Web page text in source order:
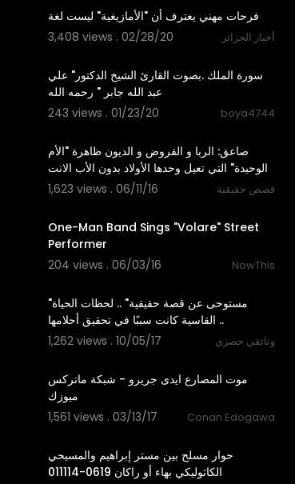
فرحات مهني يعترف أن "الأمازيغية" ليست لغة
3,408 views . 02/28/20
أخبار الجزائر
سورة الملك .بصوت القارئ الشيخ الدكتور" علي
عبد الله جابر " رحمه الله
243 views . 01/23/20
boya4744
صاعق: الربا و القروض و الديون ظاهرة "الأم
الوحيدة" التي تعيل وحدها الأولاد بدون الأب الانت
1,623 views . 06/11/16
قصص حقيقية
One-Man Band Sings "Volare" Street
Performer
204 views . 06/03/16
NowThis
"مستوحى عن قصة حقيقية" .. لحظات الحياة
القاسية كانت سببًا في تحقيق أحلامها ..
1,262 views . 10/05/17
وثائقي حصري
موت المصارع ايدى جريرو - شبكة ماتركس
ميوزك
1,561 views . 03/13/17
Conan Edogawa
‫حوار مسلح بين مستر إبراهيم والمسيحي